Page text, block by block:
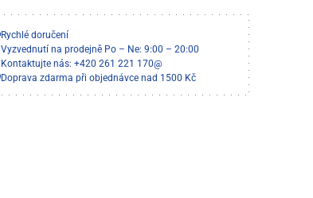
Rychlé doručení
Vyzvednutí na prodejně Po – Ne: 9:00 – 20:00
Kontaktujte nás: +420 261 221 170@
Doprava zdarma při objednávce nad 1500 Kč